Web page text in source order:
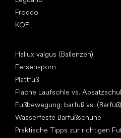
Froddo
KOEL
Hallux valgus (Ballenzeh)
Fersensporn
Plattfuß
Flache Laufsohle vs.
Fußbewegung: barfuß vs.
Wasserfeste Barfußschuhe
Praktische Tipps zur richtigen